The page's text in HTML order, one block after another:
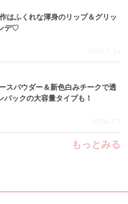
はふくれな渾身のリップ＆グリッ
デ♡
2026.7.14
スパウダー＆新色白みチークで透
ックの大容量タイプも！
2026.7.9
もっとみる